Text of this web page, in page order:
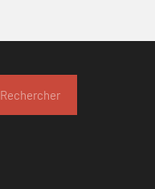
Rechercher